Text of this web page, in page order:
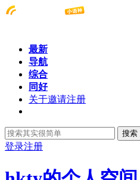
最新
导航
综合
同好
关于邀请注册
搜索
登录注册